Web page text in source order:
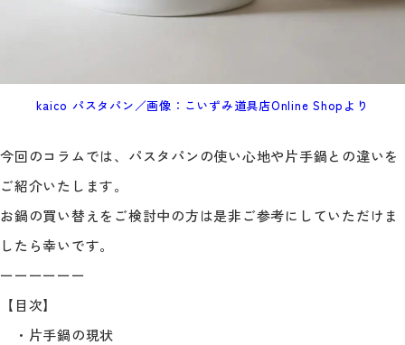
kaico パスタパン／画像：こいずみ道具店Online Shopより
今回のコラムでは、パスタパンの使い心地や片手鍋との違いを
ご紹介いたします。
お鍋の買い替えをご検討中の方は是非ご参考にしていただけま
したら幸いです。
ーーーーーー
【目次】
・片手鍋の現状